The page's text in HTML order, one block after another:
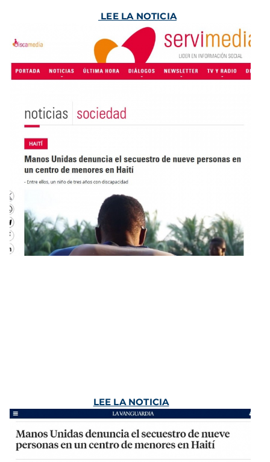
LEE LA NOTICIA
LEE LA NOTICIA